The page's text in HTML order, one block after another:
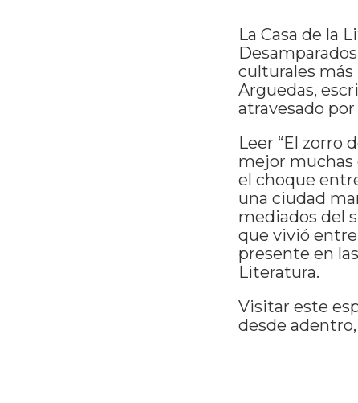
La Casa de la
culturales más
Arguedas,
atravesado
Leer “El zorro
mejor muchas
el choque
una ciudad
mediados del
que vivió
presente en
Literatura.
Visitar este
desde